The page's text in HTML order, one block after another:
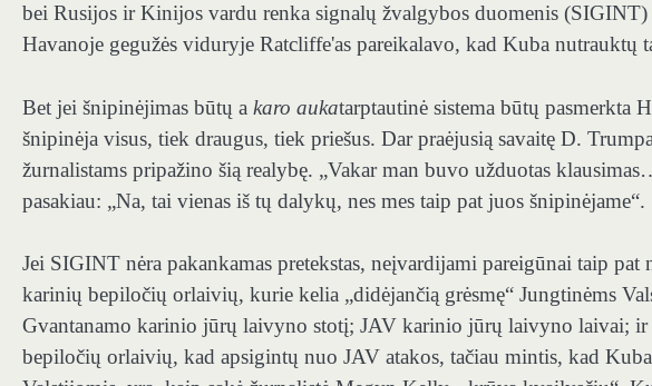
bei Rusijos ir Kinijos vardu renka signalų žvalgybos duomenis (SIGINT)
Havanoje gegužės viduryje Ratcliffe'as pareikalavo, kad Kuba nutrauktų
Bet jei šnipinėjimas būtų a karo aukatarptautinė sistema būtų pasmerkta
šnipinėja visus, tiek draugus, tiek priešus. Dar praėjusią savaitę D.
žurnalistams pripažino šią realybę. „Vakar man buvo užduotas
pasakiau: „Na, tai vienas iš tų dalykų, nes mes taip pat juos šnipinėjame“.
Jei SIGINT nėra pakankamas pretekstas, neįvardijami pareigūnai taip
karinių bepiločių orlaivių, kurie kelia „didėjančią grėsmę“ Jungtinėms
Gvantanamo karinio jūrų laivyno stotį; JAV karinio jūrų laivyno laivai;
bepiločių orlaivių, kad apsigintų nuo JAV atakos, tačiau mintis, kad